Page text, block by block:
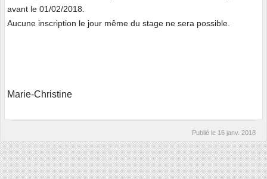
avant le 01/02/2018.
Aucune inscription le jour même du stage ne sera possible.
Marie-Christine
Publié le 16 janv. 2018